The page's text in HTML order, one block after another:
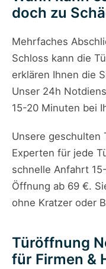
doch zu
Mehrfaches
Schloss kann die
erklären Ihnen die
Unser 24h
15-20 Minuten bei
Unsere geschulten
Experten für jede
schnelle Anfahrt
Öffnung ab 69 €.
ohne Kratzer oder
Türöffnung
für Firmen &